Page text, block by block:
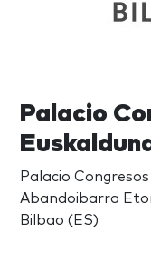
Palacio
Palacio
Abandoibarra
Bilbao (ES)